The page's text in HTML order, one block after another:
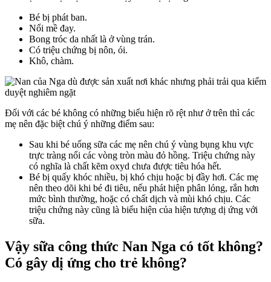
Bé bị phát ban.
Nổi mề đay.
Bong tróc da nhất là ở vùng trán.
Có triệu chứng bị nôn, ói.
Khô, chàm.
Đối với các bé không có những biểu hiện rõ rệt như ở trên thì các
mẹ nên đặc biệt chú ý những điểm sau:
Sau khi bé uống sữa các mẹ nên chú ý vùng bụng khu vực
trực tràng nổi các vòng tròn màu đỏ hồng. Triệu chứng này
có nghĩa là chất kẽm oxyd chưa được tiêu hóa hết.
Bé bị quấy khóc nhiều, bị khó chịu hoặc bị đầy hơi. Các mẹ
nên theo dõi khi bé đi tiêu, nếu phát hiện phân lỏng, rắn hơn
mức bình thường, hoặc có chất dịch và mùi khó chịu. Các
triệu chứng này cũng là biểu hiện của hiện tượng dị ứng với
sữa.
Vậy sữa công thức Nan Nga có tốt không?
Có gây dị ứng cho trẻ không?